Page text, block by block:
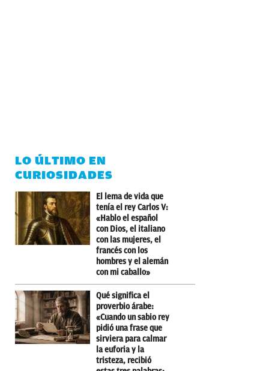
LO ÚLTIMO EN
CURIOSIDADES
El lema de vida que
tenía el rey Carlos V:
«Hablo el español
con Dios, el italiano
con las mujeres, el
francés con los
hombres y el alemán
con mi caballo»
Qué significa el
proverbio árabe:
«Cuando un sabio rey
pidió una frase que
sirviera para calmar
la euforia y la
tristeza, recibió